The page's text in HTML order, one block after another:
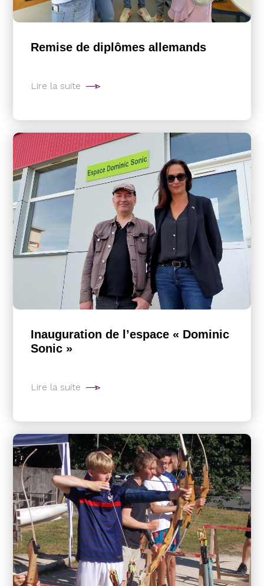
Remise de diplômes allemands
Lire la suite
Inauguration de l’espace « Dominic
Sonic »
Lire la suite